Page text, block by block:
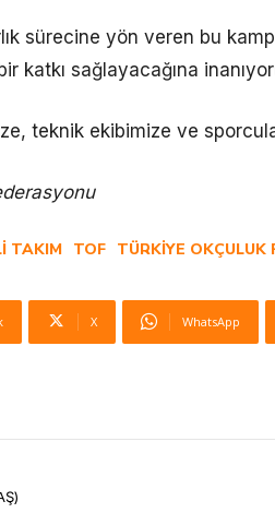
sürecine yön veren bu
katkı sağlayacağına
teknik ekibimize ve
TAKIM TOF TÜRKIYE OKÇULUK
X WhatsApp